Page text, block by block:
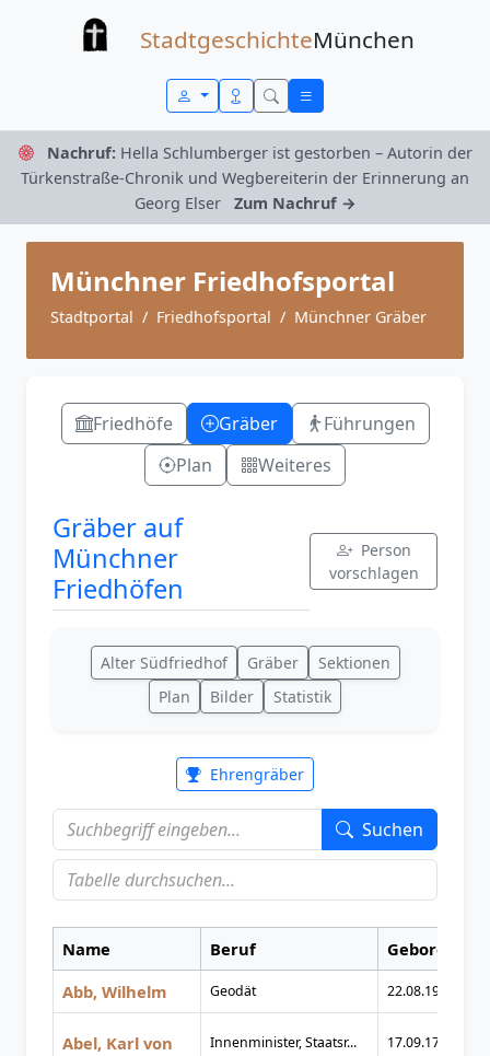
StadtgeschichteMünchen
Nachruf: Hella Schlumberger ist gestorben – Autorin der
Türkenstraße-Chronik und Wegbereiterin der Erinnerung an
Georg Elser
Zum Nachruf →
Münchner Friedhofsportal
Stadtportal Friedhofsportal Münchner Gräber
Friedhöfe Gräber
Führungen
Plan
Weiteres
Gräber auf
Münchner
Friedhöfen
Person
vorschlagen
Alter Südfriedhof Gräber
Sektionen
Plan
Bilder Statistik
Ehrengräber
Suchen
Name Beruf Geboren
Abb, Wilhelm
Geodät 22.08.1915
Abel, Karl von Innenminister, Staatsr... 17.09.1788